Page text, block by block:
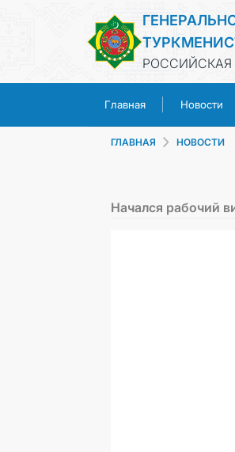
РОССИЙСКАЯ
Главная Новости
ГЛАВНАЯ НОВОСТИ
Начался рабочий